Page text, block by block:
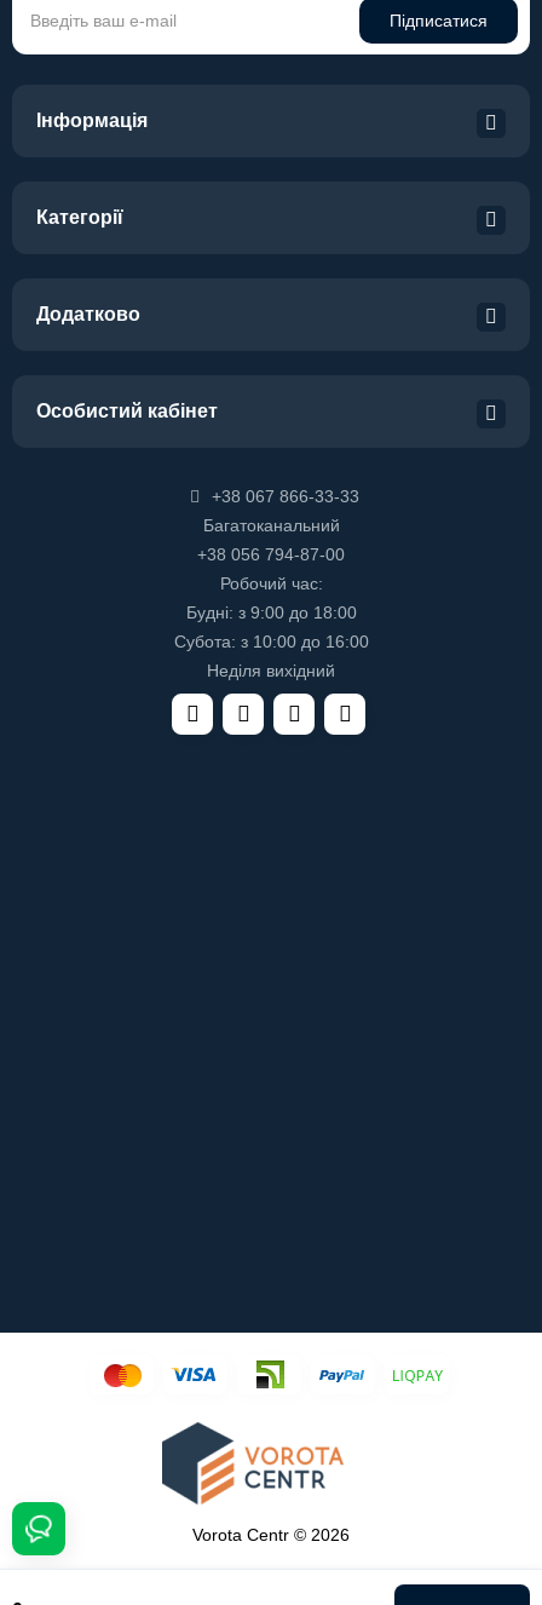
Підписатися
Інформація
Категорії
Додатково
Особистий кабінет
+38 067 866-33-33
Багатоканальний
+38 056 794-87-00
Робочий час:
Будні: з 9:00 до 18:00
Субота: з 10:00 до 16:00
Неділя вихідний
Vorota Centr © 2026